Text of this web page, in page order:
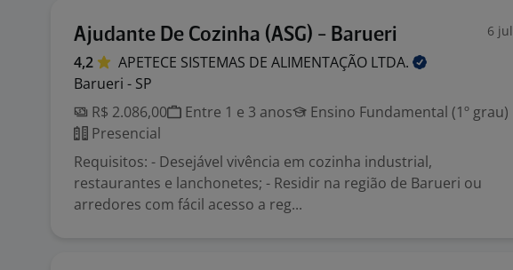
Ajudante De Cozinha (ASG) - Barueri 6 jul
4,2 APETECE SISTEMAS DE ALIMENTAÇÃO LTDA.
Barueri - SP
R$ 2.086,00
Entre 1 e 3 anos
Ensino Fundamental (1º grau)
Presencial
Requisitos: - Desejável vivência em cozinha industrial,
restaurantes e lanchonetes; - Residir na região de Barueri ou
arredores com fácil acesso a reg...